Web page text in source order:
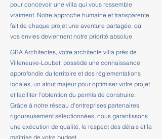
pour concevoir une villa qui vous ressemble
vraiment. Notre approche humaine et transparente
fait de chaque projet une aventure partagée, où
vos envies deviennent notre priorité absolue.
GBA Architectes, votre architecte villa près de
Villeneuve-Loubet, possède une connaissance
approfondie du territoire et des réglementations
locales, un atout majeur pour optimiser votre projet
et faciliter l'obtention du permis de construire.
Grâce à notre réseau d'entreprises partenaires
rigoureusement sélectionnées, nous garantissons
une exécution de qualité, le respect des délais et la
maîtrise de votre budget.